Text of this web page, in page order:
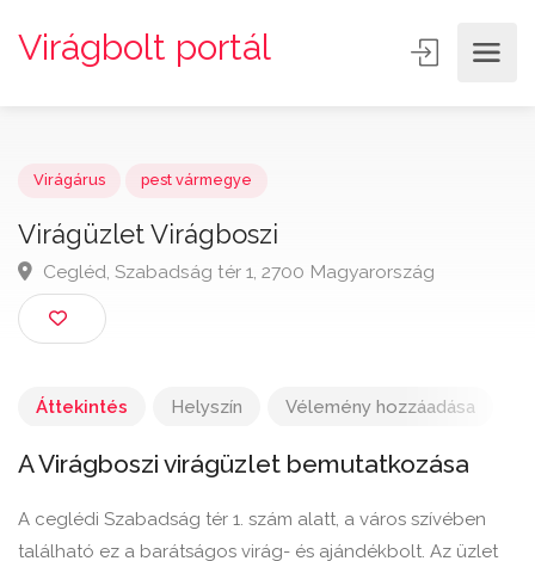
Virágbolt portál
Virágüzlet Virágboszi
Cegléd, Szabadság tér 1, 2700 Magyarország
Áttekintés Helyszín Vélemény hozzáadása
A Virágboszi virágüzlet bemutatkozása
A ceglédi Szabadság tér 1. szám alatt, a város szívében
található ez a barátságos virág- és ajándékbolt. Az üzlet